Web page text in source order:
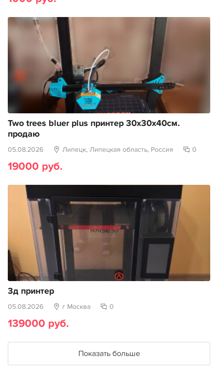
Two trees bluer plus принтер 30х30х40см.
продаю
05.08.2026 Липецк, Липецкая область, Россия 0
19000 руб.
3д принтер
05.08.2026 г Москва 0
139000 руб.
Показать больше